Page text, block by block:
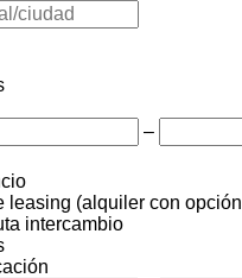
–
leasing (alquiler con
intercambio